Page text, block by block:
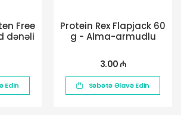
Free
dənəli
Edin
Protein Rex Flapjack 60
g - Alma-armudlu
3.00 ₼
Səbətə Əlavə Edin